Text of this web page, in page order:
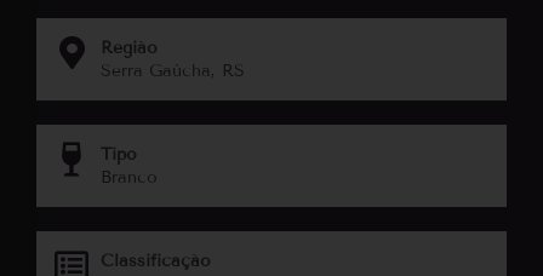
Região
Serra Gaúcha, RS
Tipo
Branco
Classificação